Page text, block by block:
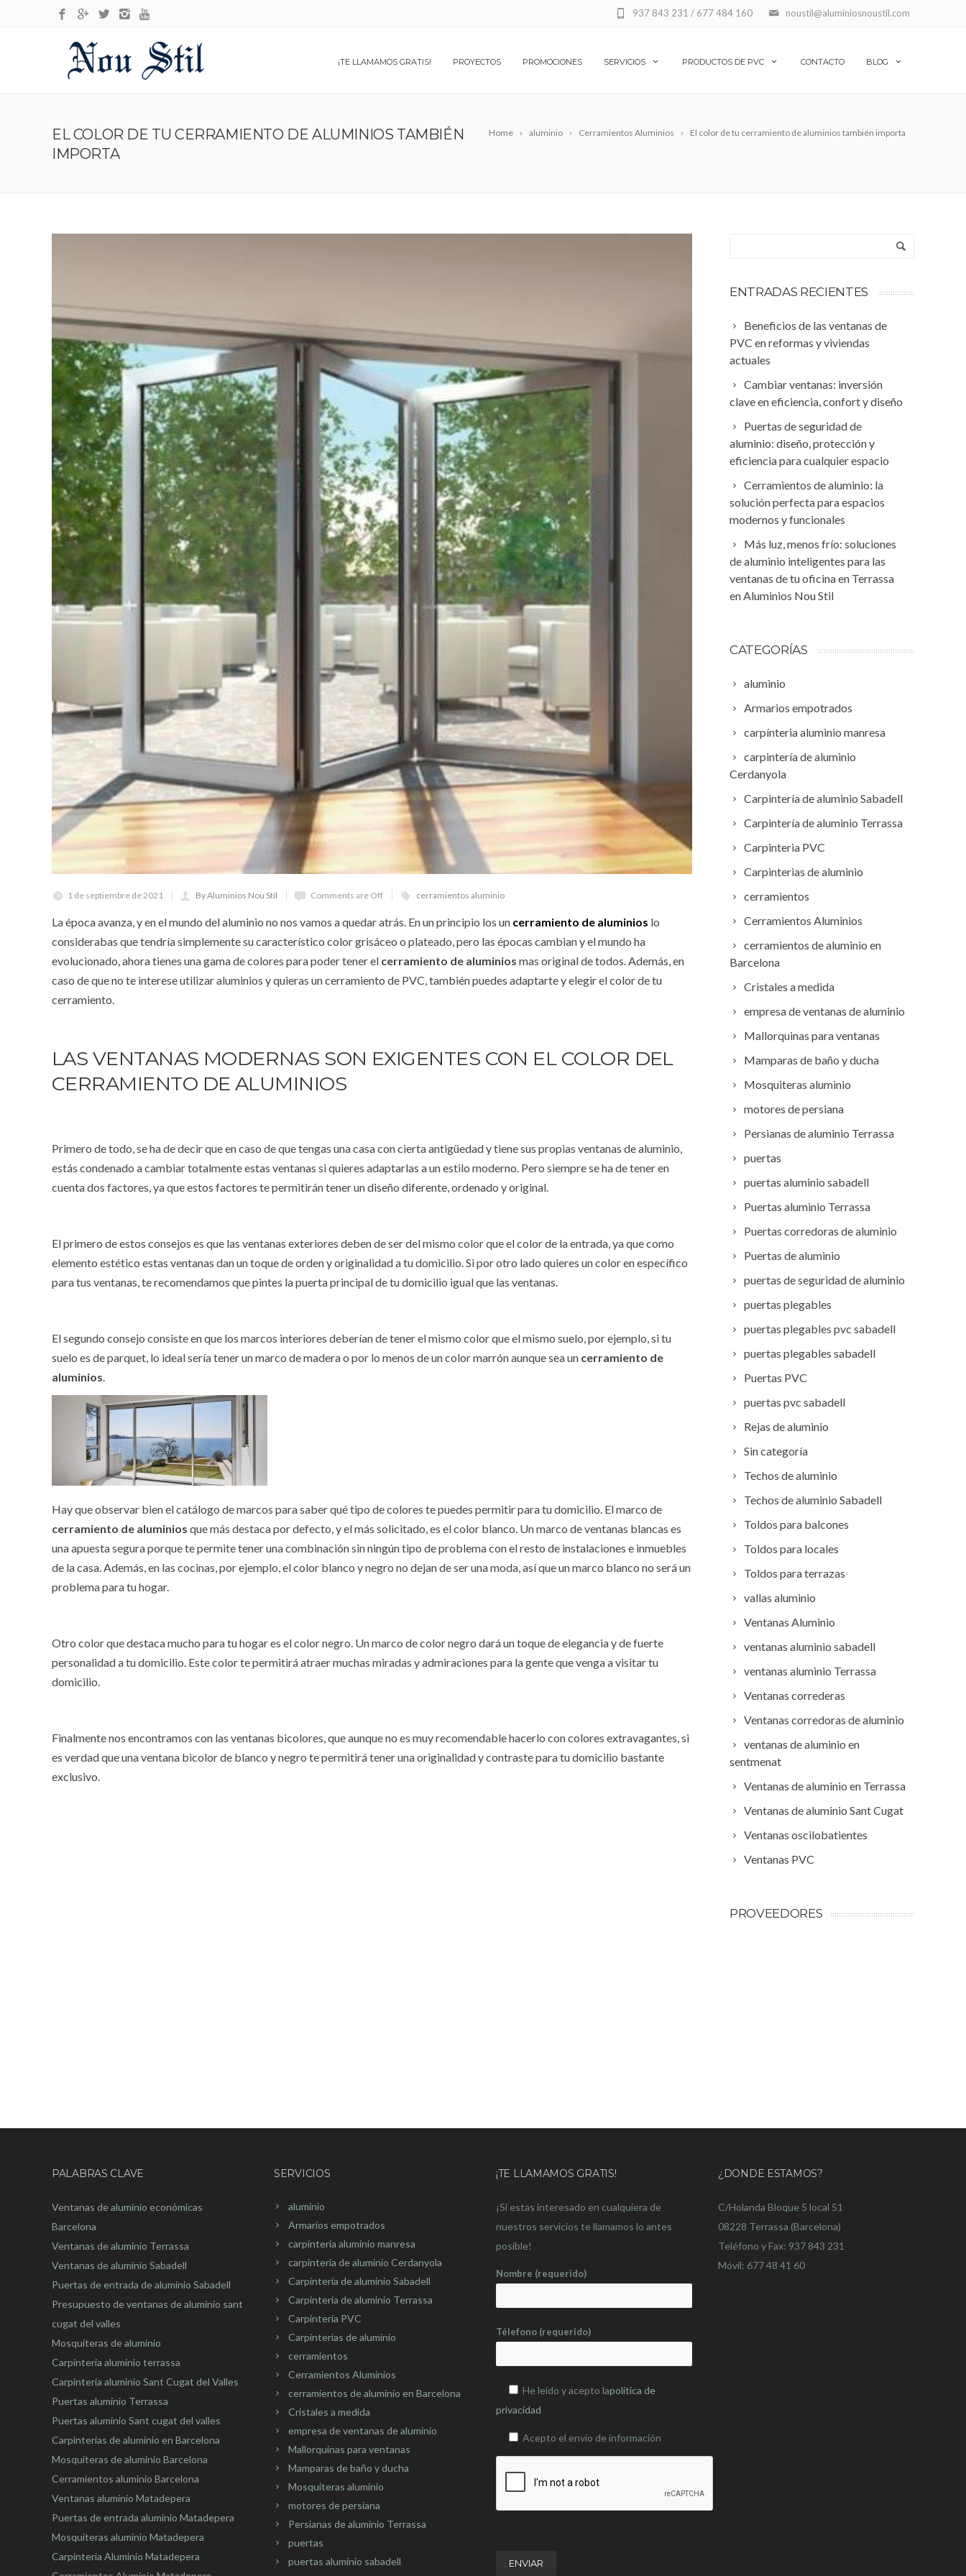
noustil@aluminiosnoustil.com
937 843 231 / 677 484 160
¡TE LLAMAMOS GRATIS! PROYECTOS PROMOCIONES SERVICIOS PRODUCTOS DE PVC CONTACTO BLOG
Home aluminio Cerramientos Aluminios El color de tu cerramiento de aluminios también importa
EL COLOR DE TU CERRAMIENTO DE ALUMINIOS TAMBIÉN
IMPORTA
1 de septiembre de 2021 By Aluminios Nou Stil Comments are Off cerramientos aluminio
La época avanza, y en el mundo del aluminio no nos vamos a quedar atrás. En un principio los un cerramiento de aluminios lo
considerabas que tendría simplemente su característico color grisáceo o plateado, pero las épocas cambian y el mundo ha
evolucionado, ahora tienes una gama de colores para poder tener el cerramiento de aluminios mas original de todos. Además, en
caso de que no te interese utilizar aluminios y quieras un cerramiento de PVC, también puedes adaptarte y elegir el color de tu
cerramiento.
LAS VENTANAS MODERNAS SON EXIGENTES CON EL COLOR DEL
CERRAMIENTO DE ALUMINIOS
Primero de todo, se ha de decir que en caso de que tengas una casa con cierta antigüedad y tiene sus propias ventanas de aluminio,
estás condenado a cambiar totalmente estas ventanas si quieres adaptarlas a un estilo moderno. Pero siempre se ha de tener en
cuenta dos factores, ya que estos factores te permitirán tener un diseño diferente, ordenado y original.
El primero de estos consejos es que las ventanas exteriores deben de ser del mismo color que el color de la entrada, ya que como
elemento estético estas ventanas dan un toque de orden y originalidad a tu domicilio. Si por otro lado quieres un color en específico
para tus ventanas, te recomendamos que pintes la puerta principal de tu domicilio igual que las ventanas.
El segundo consejo consiste en que los marcos interiores deberían de tener el mismo color que el mismo suelo, por ejemplo, si tu
suelo es de parquet, lo ideal sería tener un marco de madera o por lo menos de un color marrón aunque sea un cerramiento de
aluminios.
Hay que observar bien el catálogo de marcos para saber qué tipo de colores te puedes permitir para tu domicilio. El marco de
cerramiento de aluminios que más destaca por defecto, y el más solicitado, es el color blanco. Un marco de ventanas blancas es
una apuesta segura porque te permite tener una combinación sin ningún tipo de problema con el resto de instalaciones e inmuebles
de la casa. Además, en las cocinas, por ejemplo, el color blanco y negro no dejan de ser una moda, así que un marco blanco no será un
problema para tu hogar.
Otro color que destaca mucho para tu hogar es el color negro. Un marco de color negro dará un toque de elegancia y de fuerte
personalidad a tu domicilio. Este color te permitirá atraer muchas miradas y admiraciones para la gente que venga a visitar tu
domicilio.
Finalmente nos encontramos con las ventanas bicolores, que aunque no es muy recomendable hacerlo con colores extravagantes, si
es verdad que una ventana bicolor de blanco y negro te permitirá tener una originalidad y contraste para tu domicilio bastante
exclusivo.
ENTRADAS RECIENTES
Beneficios de las ventanas de
PVC en reformas y viviendas
actuales
Cambiar ventanas: inversión
clave en eficiencia, confort y diseño
Puertas de seguridad de
aluminio: diseño, protección y
eficiencia para cualquier espacio
Cerramientos de aluminio: la
solución perfecta para espacios
modernos y funcionales
Más luz, menos frío: soluciones
de aluminio inteligentes para las
ventanas de tu oficina en Terrassa
en Aluminios Nou Stil
CATEGORÍAS
aluminio
Armarios empotrados
carpínteria aluminio manresa
carpintería de aluminio
Cerdanyola
Carpintería de aluminio Sabadell
Carpintería de aluminio Terrassa
Carpinteria PVC
Carpinterias de aluminio
cerramientos
Cerramientos Aluminios
cerramientos de aluminio en
Barcelona
Cristales a medida
empresa de ventanas de aluminio
Mallorquinas para ventanas
Mamparas de baño y ducha
Mosquiteras aluminio
motores de persiana
Persianas de aluminio Terrassa
puertas
puertas aluminio sabadell
Puertas aluminio Terrassa
Puertas corredoras de aluminio
Puertas de aluminio
puertas de seguridad de aluminio
puertas plegables
puertas plegables pvc sabadell
puertas plegables sabadell
Puertas PVC
puertas pvc sabadell
Rejas de aluminio
Sin categoría
Techos de aluminio
Techos de aluminio Sabadell
Toldos para balcones
Toldos para locales
Toldos para terrazas
vallas aluminio
Ventanas Aluminio
ventanas aluminio sabadell
ventanas aluminio Terrassa
Ventanas correderas
Ventanas corredoras de aluminio
ventanas de aluminio en
sentmenat
Ventanas de aluminio en Terrassa
Ventanas de aluminio Sant Cugat
Ventanas oscilobatientes
Ventanas PVC
PROVEEDORES
PALABRAS CLAVE
Ventanas de aluminio económicas
Barcelona
Ventanas de aluminio Terrassa
Ventanas de aluminio Sabadell
Puertas de entrada de aluminio Sabadell
Presupuesto de ventanas de aluminio sant
cugat del valles
Mosquiteras de aluminio
Carpinteria aluminio terrassa
Carpinteria aluminio Sant Cugat del Valles
Puertas aluminio Terrassa
Puertas aluminio Sant cugat del valles
Carpinterias de aluminio en Barcelona
Mosquiteras de aluminio Barcelona
Cerramientos aluminio Barcelona
Ventanas aluminio Matadepera
Puertas de entrada aluminio Matadepera
Mosquiteras aluminio Matadepera
Carpinteria Aluminio Matadepera
SERVICIOS
aluminio
Armarios empotrados
carpínteria aluminio manresa
carpintería de aluminio Cerdanyola
Carpintería de aluminio Sabadell
Carpintería de aluminio Terrassa
Carpinteria PVC
Carpinterias de aluminio
cerramientos
Cerramientos Aluminios
cerramientos de aluminio en Barcelona
Cristales a medida
empresa de ventanas de aluminio
Mallorquinas para ventanas
Mamparas de baño y ducha
Mosquiteras aluminio
motores de persiana
Persianas de aluminio Terrassa
puertas
puertas aluminio sabadell
¡TE LLAMAMOS GRATIS!
¡Si estas interesado en cualquiera de
nuestros servicios te llamamos lo antes
posible!
Nombre (requerido)
Télefono (requerido)
He leído y acepto lapolítica de
privacidad
Acepto el envío de información
¿DONDE ESTAMOS?
C/Holanda Bloque 5 local 51
08228 Terrassa (Barcelona)
Teléfono y Fax: 937 843 231
Móvil: 677 48 41 60